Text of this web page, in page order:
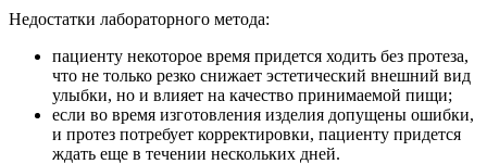
Недостатки лабораторного метода:
пациенту некоторое время придется ходить без протеза,
что не только резко снижает эстетический внешний вид
улыбки, но и влияет на качество принимаемой пищи;
если во время изготовления изделия допущены ошибки,
и протез потребует корректировки, пациенту придется
ждать еще в течении нескольких дней.